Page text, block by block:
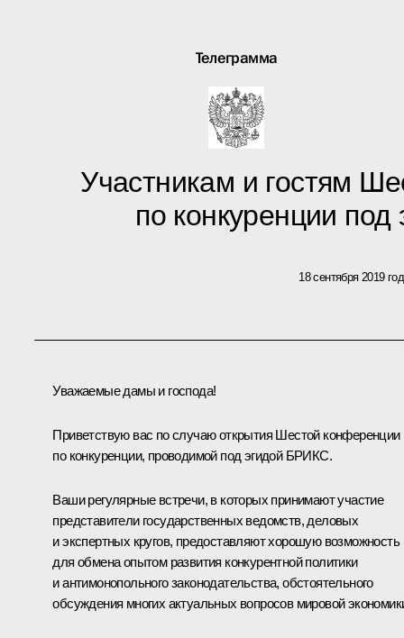
Телеграмма
Участникам и гостям
по конкуренции
18 сентября 2019
Уважаемые дамы и господа!
Приветствую вас по случаю открытия Шестой конференции
по конкуренции, проводимой под эгидой БРИКС.
Ваши регулярные встречи, в которых принимают участие
представители государственных ведомств, деловых
и экспертных кругов, предоставляют хорошую возможность
для обмена опытом развития конкурентной политики
и антимонопольного законодательства, обстоятельного
обсуждения многих актуальных вопросов мировой